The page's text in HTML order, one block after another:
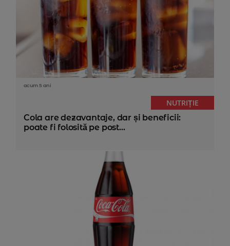
acum 5 ani
NUTRIȚIE
Cola are dezavantaje, dar și beneficii:
poate fi folosită pe post...